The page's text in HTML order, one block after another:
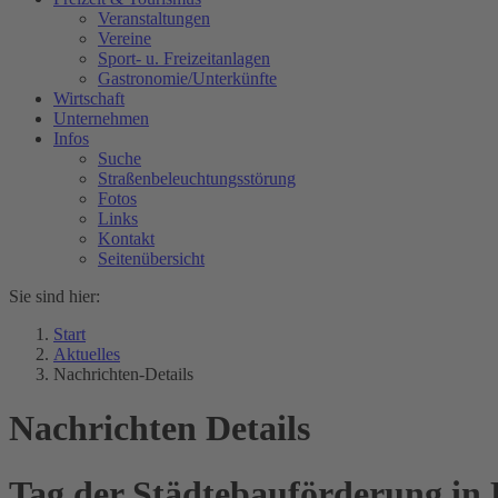
Veranstaltungen
Vereine
Sport- u. Freizeitanlagen
Gastronomie/Unterkünfte
Wirtschaft
Unternehmen
Infos
Suche
Straßenbeleuchtungsstörung
Fotos
Links
Kontakt
Seitenübersicht
Sie sind hier:
Start
Aktuelles
Nachrichten-Details
Nachrichten Details